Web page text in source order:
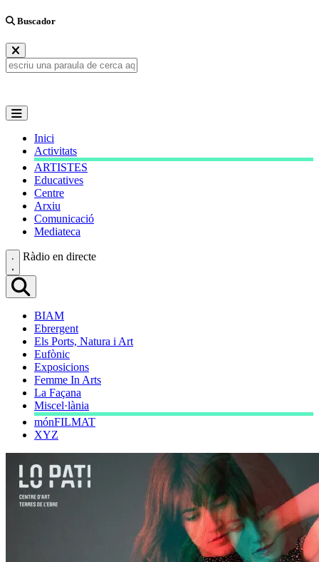
Buscador
Inici
Activitats
ARTISTES
Educatives
Centre
Arxiu
Comunicació
Mediateca
Ràdio en directe
BIAM
Ebrergent
Els Ports, Natura i Art
Eufònic
Exposicions
Femme In Arts
La Façana
Miscel·lània
mónFILMAT
XYZ